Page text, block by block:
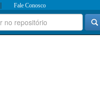
| Fale Conosco